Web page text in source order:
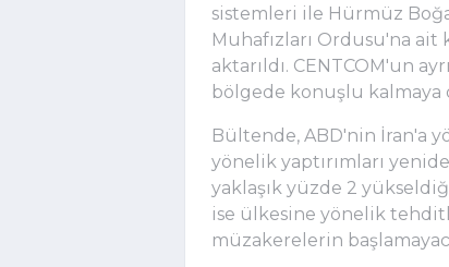
sistemleri ile Hürmüz
Muhafızları Ordusu'na ait
aktarıldı. CENTCOM'un
bölgede konuşlu kalmaya
Bültende, ABD'nin İran'a
yönelik yaptırımları
yaklaşık yüzde 2
ise ülkesine yönelik
müzakerelerin